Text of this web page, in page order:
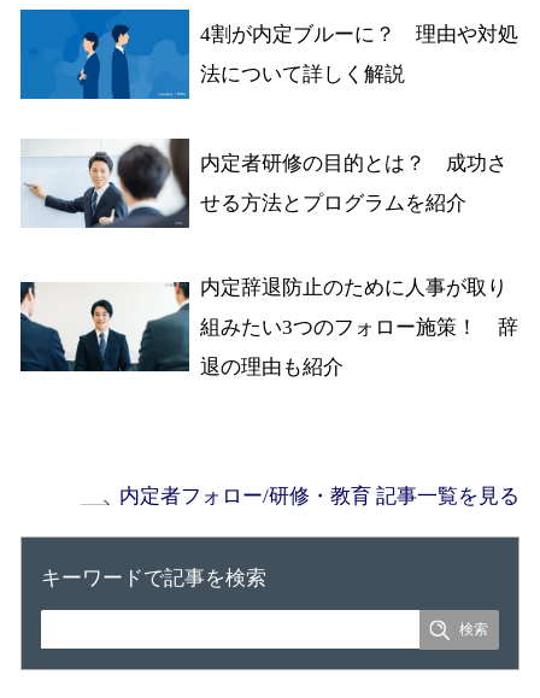
4割が内定ブルーに？ 理由や対処
法について詳しく解説
内定者研修の目的とは？ 成功さ
せる方法とプログラムを紹介
内定辞退防止のために人事が取り
組みたい3つのフォロー施策！ 辞
退の理由も紹介
内定者フォロー/研修・教育 記事一覧を見る
キーワードで記事を検索